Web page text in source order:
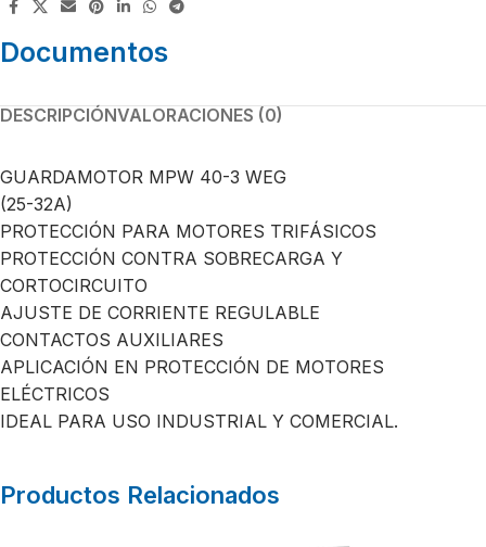
Documentos
DESCRIPCIÓNVALORACIONES (0)
GUARDAMOTOR MPW 40-3 WEG
(25-32A)
PROTECCIÓN PARA MOTORES TRIFÁSICOS
PROTECCIÓN CONTRA SOBRECARGA Y
CORTOCIRCUITO
AJUSTE DE CORRIENTE REGULABLE
CONTACTOS AUXILIARES
APLICACIÓN EN PROTECCIÓN DE MOTORES
ELÉCTRICOS
IDEAL PARA USO INDUSTRIAL Y COMERCIAL.
Productos Relacionados